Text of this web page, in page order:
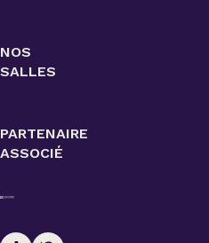
NOS
SALLES
PARTENAIRE
ASSOCIÉ